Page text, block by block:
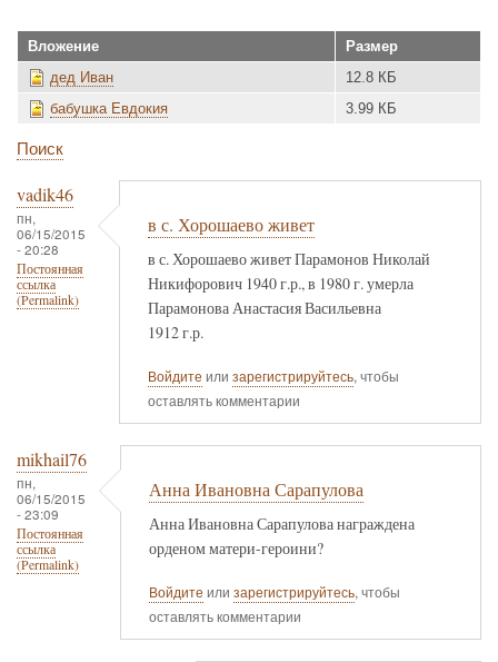
Вложение
Размер
дед Иван
12.8 КБ
бабушка Евдокия
3.99 КБ
Поиск
vadik46
пн,
06/15/2015
- 20:28
Постоянная
ссылка
(Permalink)
в с. Хорошаево живет
в с. Хорошаево живет Парамонов Николай
Никифорович 1940 г.р., в 1980 г. умерла
Парамонова Анастасия Васильевна
1912 г.р.
Войдите или зарегистрируйтесь, чтобы
оставлять комментарии
mikhail76
пн,
06/15/2015
- 23:09
Постоянная
ссылка
(Permalink)
Анна Ивановна Сарапулова
Анна Ивановна Сарапулова награждена
орденом матери-героини?
Войдите или зарегистрируйтесь, чтобы
оставлять комментарии